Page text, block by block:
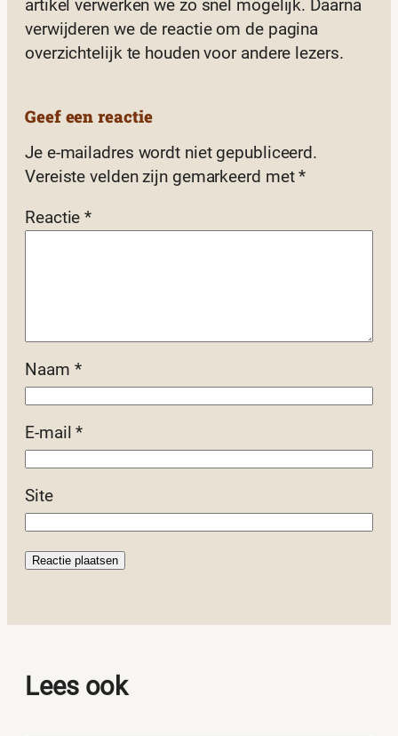
artikel verwerken we zo snel mogelijk. Daarna
verwijderen we de reactie om de pagina
overzichtelijk te houden voor andere lezers.
Geef een reactie
Je e-mailadres wordt niet gepubliceerd.
Vereiste velden zijn gemarkeerd met*
Reactie*
Naam *
E-mail*
Site
Lees ook